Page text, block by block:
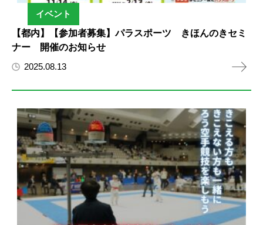
イベント
【都内】【参加者募集】パラスポーツ きほんのきセミ
ナー 開催のお知らせ
2025.08.13